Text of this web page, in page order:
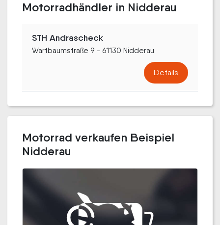
Motorradhändler in Nidderau
STH Andrascheck
Wartbaumstraße 9 - 61130 Nidderau
Details
Motorrad verkaufen Beispiel
Nidderau